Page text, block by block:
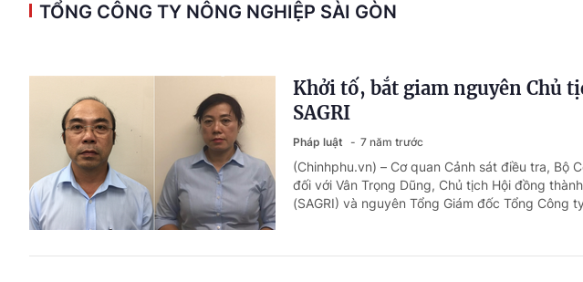
Phát triển nhà ở cho thuê - Trụ cột chiến lược, lâu dài
Chiến dịch 500 ngày đêm tìm kiếm, quy tập và xác định danh tính hài cốt liệt sĩ
TỔNG CÔNG TY NÔNG NGHIỆP SÀI GÒN
Khởi tố, bắt giam nguyên Chủ
SAGRI
Pháp luật 7 năm trước
(Chinhphu.vn) – Cơ quan Cảnh sát điều tra, Bộ
đối với Vân Trọng Dũng, Chủ tịch Hội đồng
(SAGRI) và nguyên Tổng Giám đốc Tổng Công